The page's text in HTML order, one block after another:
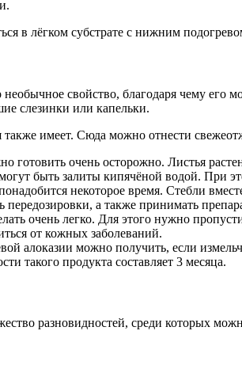
в лёгком субстрате с нижним
свойство, благодаря чему его
слезинки или капельки.
также имеет. Сюда можно отнести
готовить очень осторожно. Листья
быть залиты кипячёной водой. При
некоторое время. Стебли
передозировки, а также принимать
очень легко. Для этого нужно
от кожных заболеваний.
алоказии можно получить, если
такого продукта составляет 3 месяца.
разновидностей, среди которых